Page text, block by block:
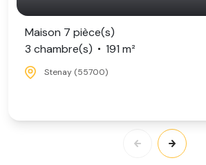
Maison 7 pièce(s)
3 chambre(s)
191 m²
Stenay (55700)